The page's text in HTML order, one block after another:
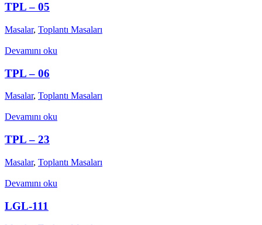
TPL – 05
Masalar, Toplantı Masaları
Devamını oku
TPL – 06
Masalar, Toplantı Masaları
Devamını oku
TPL – 23
Masalar, Toplantı Masaları
Devamını oku
LGL-111